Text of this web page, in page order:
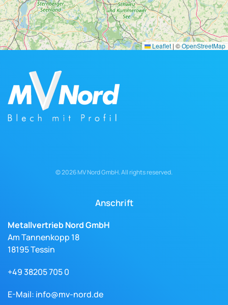
Leaflet | ©OpenStreetMap
©2026MV Nord GmbH. All rights reserved.
Anschrift
Metallvertrieb Nord GmbH
Am Tannenkopp 18
18195 Tessin
+49 38205 705 0
E-Mail: info@mv-nord.de